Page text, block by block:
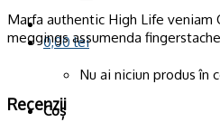
0,00lei
Nu ai niciun produs în
Coș
Marfa authentic High Life veniam
meggings assumenda
Recenzii